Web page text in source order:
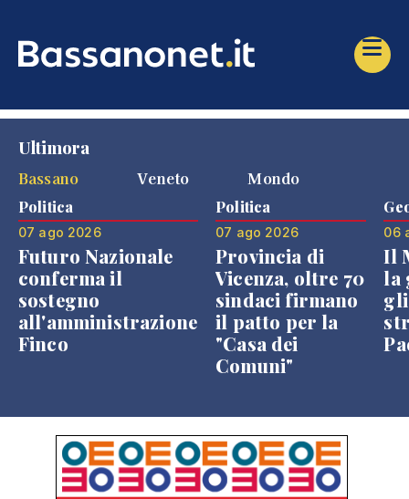
Ultimora
Bassano
Veneto Mondo
Politica
07 ago 2026
Futuro Nazionale
conferma il
sostegno
all'amministrazione
Finco
Politica
07 ago 2026
Provincia di
Vicenza, oltre 70
sindaci firmano
il patto per la
"Casa dei
Comuni"
06
Il
la